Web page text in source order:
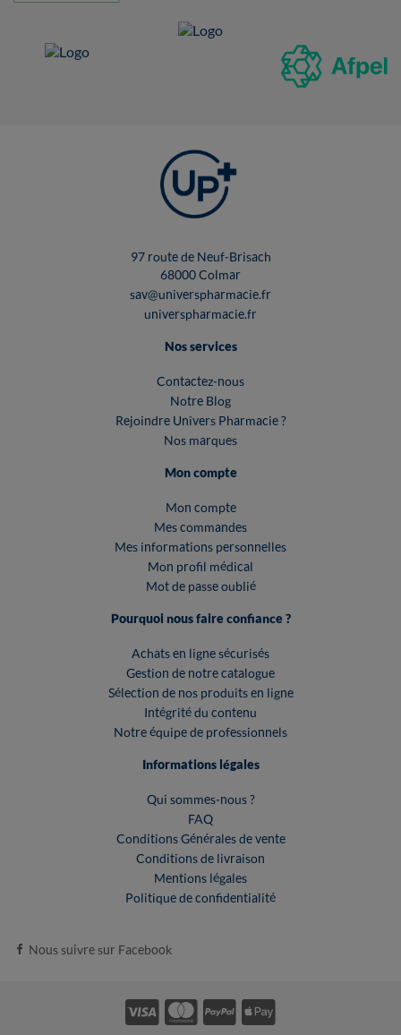
97 route de Neuf-Brisach
68000 Colmar
sav@universpharmacie.fr
universpharmacie.fr
Nos services
Contactez-nous
Notre Blog
Rejoindre Univers Pharmacie ?
Nos marques
Mon compte
Mon compte
Mes commandes
Mes informations personnelles
Mon profil médical
Mot de passe oublié
Pourquoi nous faire confiance ?
Achats en ligne sécurisés
Gestion de notre catalogue
Sélection de nos produits en ligne
Intégrité du contenu
Notre équipe de professionnels
Informations légales
Qui sommes-nous ?
FAQ
Conditions Générales de vente
Conditions de livraison
Mentions légales
Politique de confidentialité
Nous suivre sur Facebook